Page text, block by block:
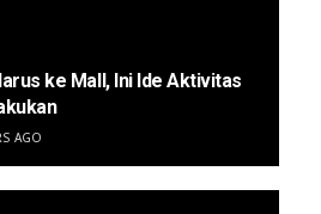
ke Mall, Ini Ide Aktivitas
AGO